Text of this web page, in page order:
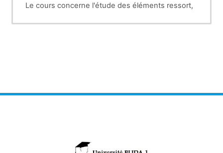
Le cours concerne l'étude des éléments ressort,